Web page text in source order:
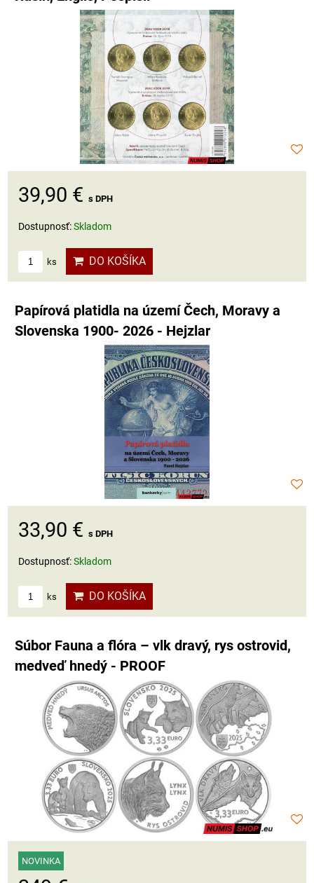
39,90 € s DPH
Dostupnosť:Skladom
ks DO KOŠÍKA
Papírová platidla na území Čech, Moravy a
Slovenska 1900- 2026 - Hejzlar
33,90 € s DPH
Dostupnosť:Skladom
ks DO KOŠÍKA
Súbor Fauna a flóra – vlk dravý, rys ostrovid,
medveď hnedý - PROOF
NOVINKA